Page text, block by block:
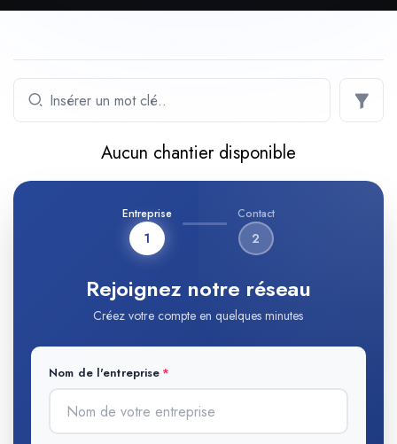
Aucun chantier disponible
Entreprise
1
Contact
2
Rejoignez notre réseau
Créez votre compte en quelques minutes
Nom de l'entreprise